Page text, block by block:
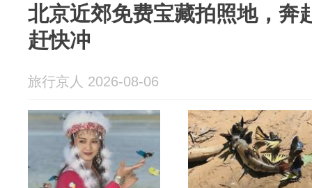
北京近郊免费宝藏拍照地，奔
赶快冲
旅行京人 2026-08-06